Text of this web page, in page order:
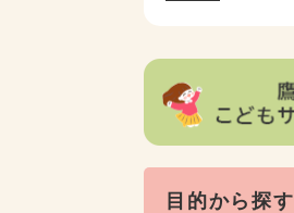
目的から探す